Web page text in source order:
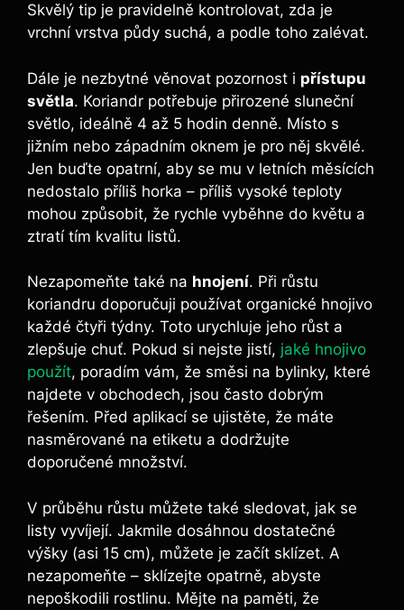
Skvělý tip je pravidelně kontrolovat, zda je
vrchní vrstva půdy suchá, a podle toho zalévat.
Dále je nezbytné věnovat pozornost i přístupu
světla. Koriandr potřebuje přirozené sluneční
světlo, ideálně 4 až 5 hodin denně. Místo s
jižním nebo západním oknem je pro něj skvělé.
Jen buďte opatrní, aby se mu v letních měsících
nedostalo příliš horka – příliš vysoké teploty
mohou způsobit, že rychle vyběhne do květu a
ztratí tím kvalitu listů.
Nezapomeňte také na hnojení. Při růstu
koriandru doporučuji používat organické hnojivo
každé čtyři týdny. Toto urychluje jeho růst a
zlepšuje chuť. Pokud si nejste jistí, jaké hnojivo
použít, poradím vám, že směsi na bylinky, které
najdete v obchodech, jsou často dobrým
řešením. Před aplikací se ujistěte, že máte
nasměrované na etiketu a dodržujte
doporučené množství.
V průběhu růstu můžete také sledovat, jak se
listy vyvíjejí. Jakmile dosáhnou dostatečné
výšky (asi 15 cm), můžete je začít sklízet. A
nezapomeňte – sklízejte opatrně, abyste
nepoškodili rostlinu. Mějte na paměti, že